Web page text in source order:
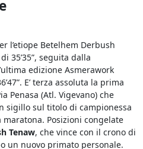
l’etiope Betelhem Derbush
35’35”, seguita dalla
edizione Asmerawork
E’ terza assoluta la prima
Penasa (Atl. Vigevano) che
sigillo sul titolo di campionessa
Posizioni congelate
Tenaw, che vince con il crono di
un nuovo primato personale.